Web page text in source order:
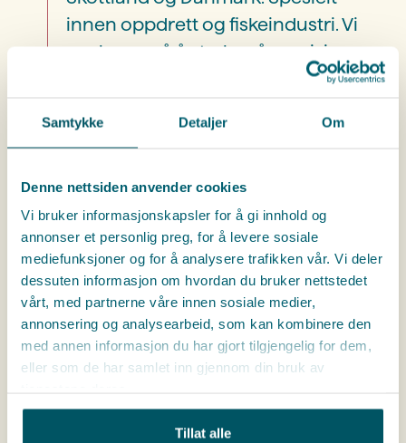
Samtykke Detaljer Om
Denne nettsiden anvender cookies
Vi bruker informasjonskapsler for å gi innhold og
annonser et personlig preg, for å levere sosiale
mediefunksjoner og for å analysere trafikken vår. Vi deler
dessuten informasjon om hvordan du bruker nettstedet
vårt, med partnerne våre innen sosiale medier,
annonsering og analysearbeid, som kan kombinere den
med annen informasjon du har gjort tilgjengelig for dem,
eller som de har samlet inn gjennom din bruk av
Tillat alle
innen oppdrett og fiskeindustri. Vi
ønsker også å styrke vår posisjon
innen vannforsyning og VA-
Det er store sjanser til å være med og reise, og se
helt nye ting. – For den som vil, er det kjempestore
muligheter. Som håndverker kan du få reise og
oppleve steder som Japan og Storbritannia. Vi ser
på nye, større markeder.
– Vi har et kjekt arbeidsmiljø. Ledelsen er involvert
og tett på oss, de ser oss og motiverer oss. Vi har
fokus på at alle skal bli sett og ha det bra. Det
opplever jeg hver dag.